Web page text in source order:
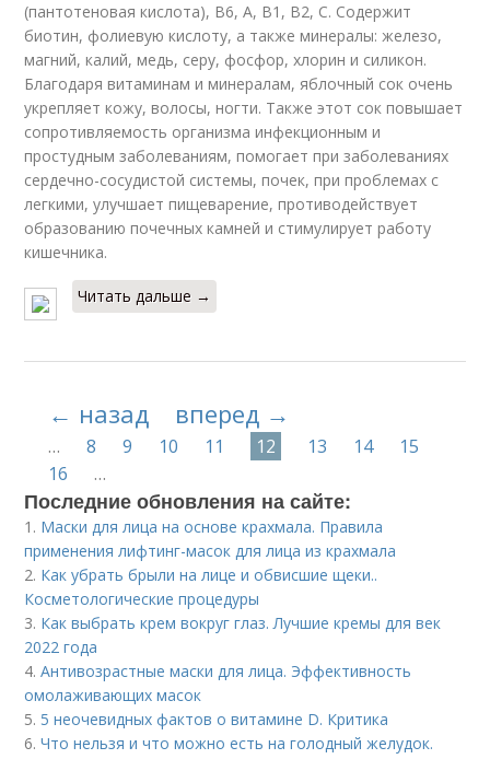
(пантотеновая кислота), В6, А, В1, В2, С. Содержит
биотин, фолиевую кислоту, а также минералы: железо,
магний, калий, медь, серу, фосфор, хлорин и силикон.
Благодаря витаминам и минералам, яблочный сок очень
укрепляет кожу, волосы, ногти. Также этот сок повышает
сопротивляемость организма инфекционным и
простудным заболеваниям, помогает при заболеваниях
сердечно-сосудистой системы, почек, при проблемах с
легкими, улучшает пищеварение, противодействует
образованию почечных камней и стимулирует работу
кишечника.
Читать дальше →
← назад вперед →
… 8 9 10 11 12 13 14
15
16
…
Последние обновления на сайте:
1. Маски для лица на основе крахмала. Правила
применения лифтинг-масок для лица из крахмала
2. Как убрать брыли на лице и обвисшие щеки..
Косметологические процедуры
3. Как выбрать крем вокруг глаз. Лучшие кремы для век
2022 года
4.Антивозрастные маски для лица. Эффективность
омолаживающих масок
5. 5 неочевидных фактов о витамине D. Критика
6.Что нельзя и что можно есть на голодный желудок.